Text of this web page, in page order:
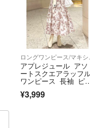
ロン
アプレジュール アソ
ートスクエアラッフ
ワンピース 長袖 ピ
¥3,999